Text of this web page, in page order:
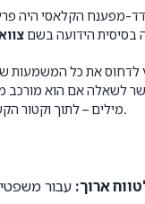
מפענח הקלאסי היה
בסיסית הידועה בשם
מילים – לתוך וקטור הקשר יחיד בגודל קבוע.
ארוך: עבור